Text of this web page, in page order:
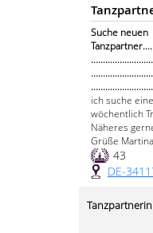
Suche neuen
ich suche
wöchentlich
Näheres
Grüße Martina
43
DE-